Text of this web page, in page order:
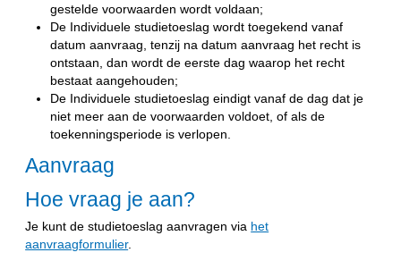
gestelde voorwaarden wordt voldaan;
De Individuele studietoeslag wordt toegekend vanaf
datum aanvraag, tenzij na datum aanvraag het recht is
ontstaan, dan wordt de eerste dag waarop het recht
bestaat aangehouden;
De Individuele studietoeslag eindigt vanaf de dag dat je
niet meer aan de voorwaarden voldoet, of als de
toekenningsperiode is verlopen.
Aanvraag
Hoe vraag je aan?
Je kunt de studietoeslag aanvragen via het
aanvraagformulier.